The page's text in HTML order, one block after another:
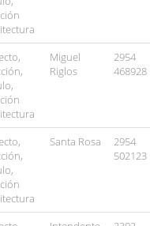
Miguel
Riglos
2954
468928
Santa Rosa
2954
502123